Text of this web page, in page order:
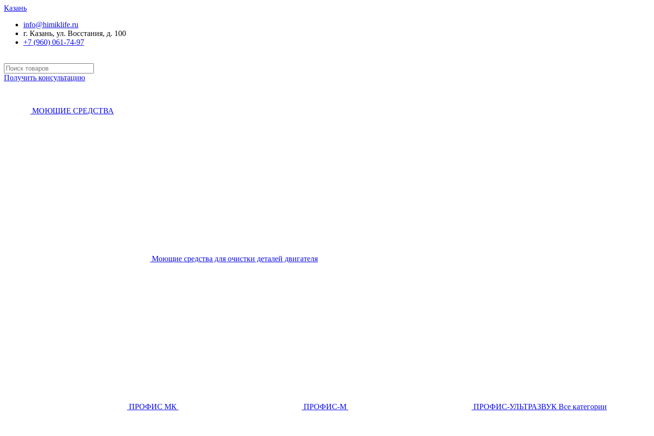
Казань
info@himiklife.ru
г. Казань, ул. Восстания, д. 100
+7 (960) 061-74-97
Получить консультацию
МОЮЩИЕ СРЕДСТВА
Моющие средства для очистки деталей двигателя
ПРОФИС МК ПРОФИС-М ПРОФИС-УЛЬТРАЗВУК Все категории